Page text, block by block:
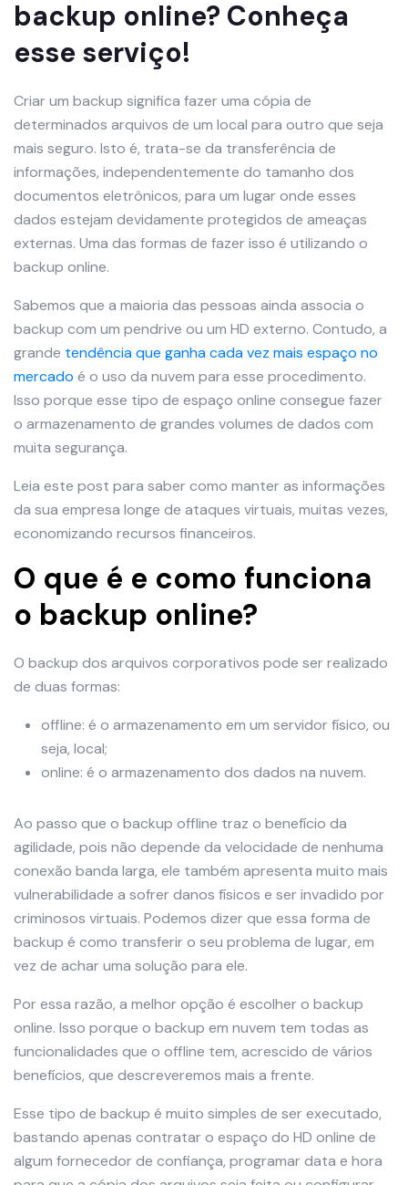
backup online? Conheça
esse serviço!
Criar um backup significa fazer uma cópia de
determinados arquivos de um local para outro que seja
mais seguro. Isto é, trata-se da transferência de
informações, independentemente do tamanho dos
documentos eletrônicos, para um lugar onde esses
dados estejam devidamente protegidos de ameaças
externas. Uma das formas de fazer isso é utilizando o
backup online.
Sabemos que a maioria das pessoas ainda associa o
backup com um pendrive ou um HD externo. Contudo, a
grande tendência que ganha cada vez mais espaço no
mercado é o uso da nuvem para esse procedimento.
Isso porque esse tipo de espaço online consegue fazer
o armazenamento de grandes volumes de dados com
muita segurança.
Leia este post para saber como manter as informações
da sua empresa longe de ataques virtuais, muitas vezes,
economizando recursos financeiros.
O que é e como funciona
o backup online?
O backup dos arquivos corporativos pode ser realizado
de duas formas:
offline: é o armazenamento em um servidor físico, ou
seja, local;
online: é o armazenamento dos dados na nuvem.
Ao passo que o backup offline traz o benefício da
agilidade, pois não depende da velocidade de nenhuma
conexão banda larga, ele também apresenta muito mais
vulnerabilidade a sofrer danos físicos e ser invadido por
criminosos virtuais. Podemos dizer que essa forma de
backup é como transferir o seu problema de lugar, em
vez de achar uma solução para ele.
Por essa razão, a melhor opção é escolher o backup
online. Isso porque o backup em nuvem tem todas as
funcionalidades que o offline tem, acrescido de vários
benefícios, que descreveremos mais a frente.
Esse tipo de backup é muito simples de ser executado,
bastando apenas contratar o espaço do HD online de
algum fornecedor de confiança, programar data e hora